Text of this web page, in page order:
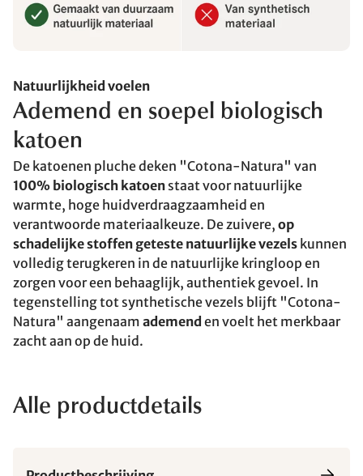
Natuurlijkheid voelen
Ademend en soepel biologisch
katoen
De katoenen pluche deken "Cotona-Natura" van
100% biologisch katoen staat voor natuurlijke
warmte, hoge huidverdraagzaamheid en
verantwoorde materiaalkeuze. De zuivere, op
schadelijke stoffen geteste natuurlijke vezels kunnen
volledig terugkeren in de natuurlijke kringloop en
zorgen voor een behaaglijk, authentiek gevoel. In
tegenstelling tot synthetische vezels blijft "Cotona-
Natura" aangenaam ademend en voelt het merkbaar
zacht aan op de huid.
Alle productdetails